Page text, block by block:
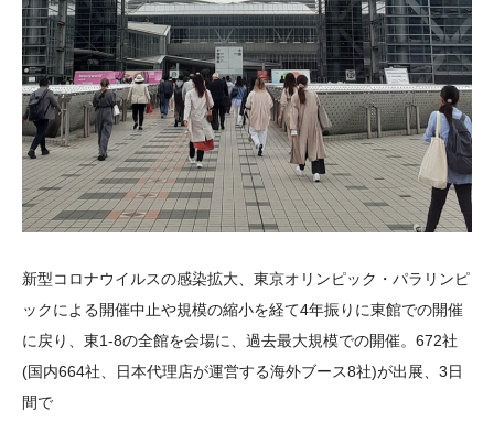
新型コロナウイルスの感染拡大、東京オリンピック・パラリンピ
ックによる開催中止や規模の縮小を経て4年振りに東館での開催
に戻り、東1-8の全館を会場に、過去最大規模での開催。672社
(国内664社、日本代理店が運営する海外ブース8社)が出展、3日
間で